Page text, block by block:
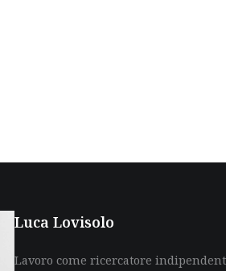
Luca Lovisolo
Lavoro come ricercatore